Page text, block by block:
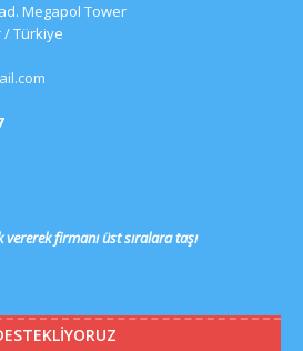
Megapol Tower
/ Türkiye
vererek firmanı üst sıralara taşı